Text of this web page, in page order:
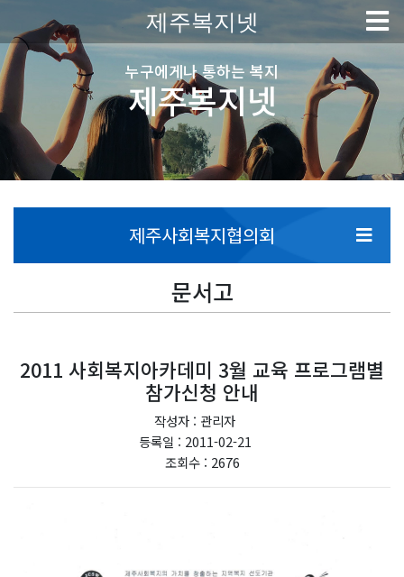
제주복지넷
누구에게나 통하는 복지
제주복지넷
제주사회복지협의회
문서고
2011 사회복지아카데미 3월 교육 프로그램별
참가신청 안내
작성자 : 관리자
등록일 : 2011-02-21
조회수 : 2676